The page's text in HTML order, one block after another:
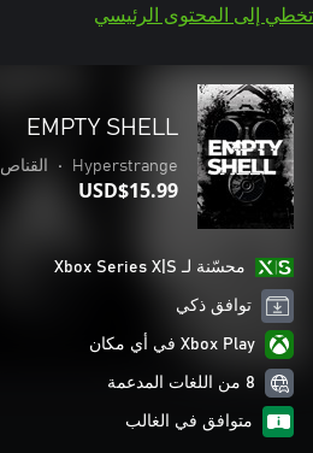
تخطي إلى المحتوى الرئيسي
EMPTY SHELL
Hyperstrange
• القناص
USD$15.99
محسّنة لـ Xbox Series X|S
توافق ذكي
Xbox Play في أي مكان
8 من اللغات المدعمة
متوافق في الغالب